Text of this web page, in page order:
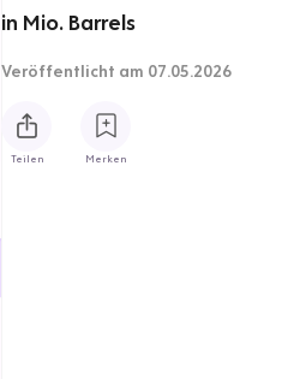
in Mio. Barrels
Veröffentlicht am 07.05.2026
Teilen Merken